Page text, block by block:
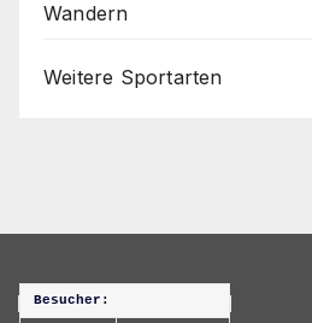
Wandern
Weitere Sportarten
Besucher: